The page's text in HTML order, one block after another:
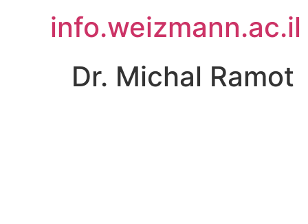
לתוכןinfo.weizmann.ac.il
Dr. Michal Ramot